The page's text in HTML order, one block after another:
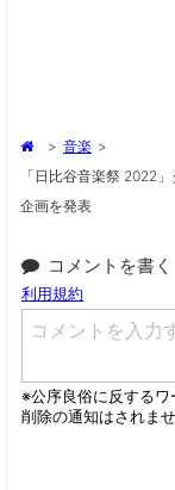
> 音楽 >
「日比谷音楽祭 2022
企画を発表
コメントを書